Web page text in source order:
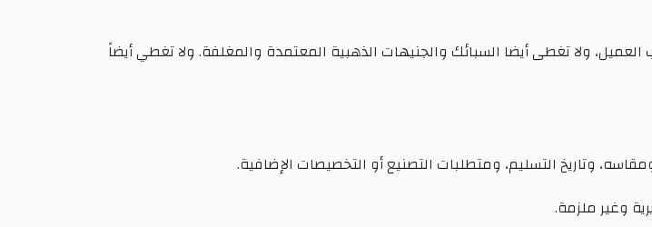
ولا تغطى أيضا السبائك والجنيهات الذهبية المعتمدة والمغلفة. ولا تغطي أيضاً
وتاريخ التسليم، ومتطلبات التصنيع أو التخصيصات الإضافية.
وغير ملزمة.